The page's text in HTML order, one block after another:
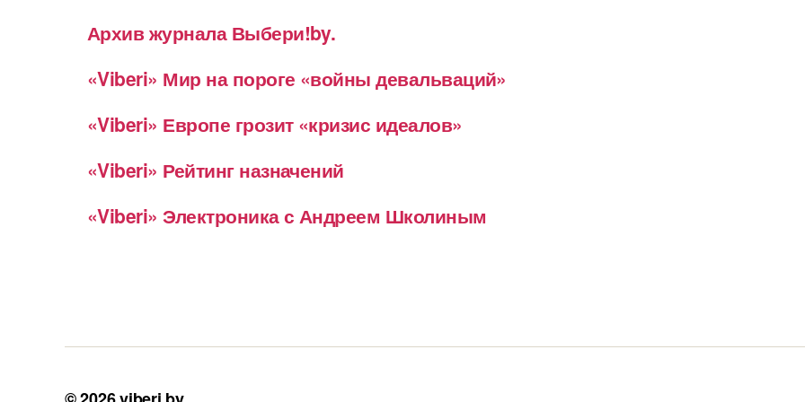
Архив журнала Выбери!by.
«Viberi» Мир на пороге «войны девальваций»
«Viberi» Европе грозит «кризис идеалов»
«Viberi» Рейтинг назначений
«Viberi» Электроника с Андреем Школиным